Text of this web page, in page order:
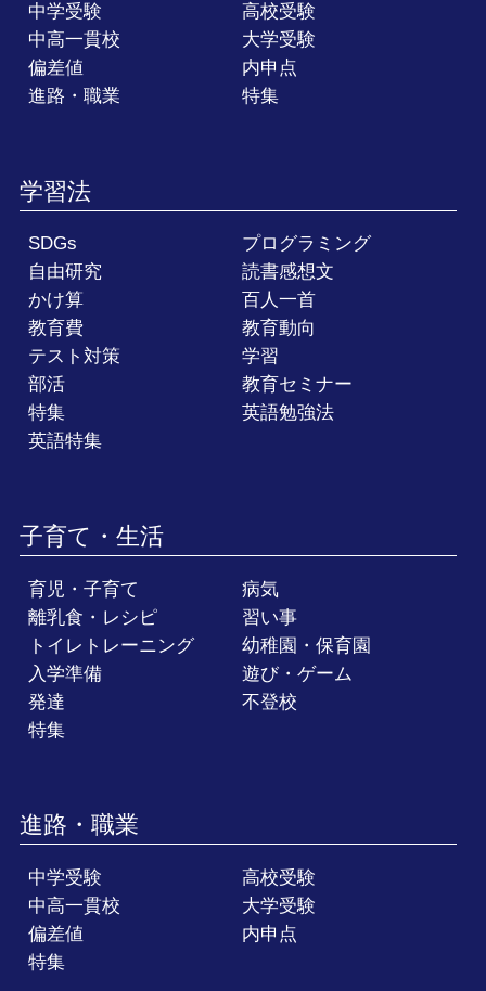
中学受験
高校受験
中高一貫校
大学受験
偏差値
内申点
進路・職業
特集
学習法
SDGs
プログラミング
自由研究
読書感想文
かけ算
百人一首
教育費
教育動向
テスト対策
学習
部活
教育セミナー
特集
英語勉強法
英語特集
子育て・生活
育児・子育て
病気
離乳食・レシピ
習い事
トイレトレーニング
幼稚園・保育園
入学準備
遊び・ゲーム
発達
不登校
特集
進路・職業
中学受験
高校受験
中高一貫校
大学受験
偏差値
内申点
特集